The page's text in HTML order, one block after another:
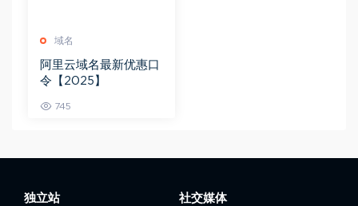
域名
阿里云域名最新优惠口
令【2025】
745
独立站 社交媒体